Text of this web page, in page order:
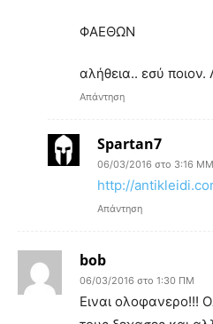
ΦΑΕΘΩΝ
αλήθεια.. εσύ ποιον.
Απάντηση
Spartan7
06/03/2016 στο 3:16 ΜΜ
http://
Απάντηση
bob
06/03/2016 στο 1:30 ΠΜ
Ειναι ολοφανερο!!!